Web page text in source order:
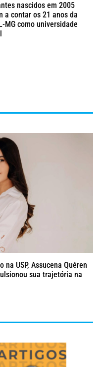
nascidos em 2005
a contar os 21 anos da
MG como universidade
na USP, Assucena Quéren
sua trajetória na